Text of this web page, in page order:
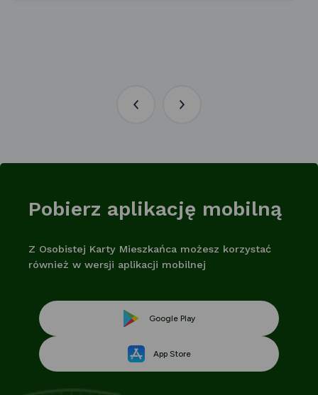
PoprzedniaNastępna
Pobierz aplikację mobilną
Z Osobistej Karty Mieszkańca możesz korzystać
również w wersji aplikacji mobilnej
Google PlayLink
App StoreLink